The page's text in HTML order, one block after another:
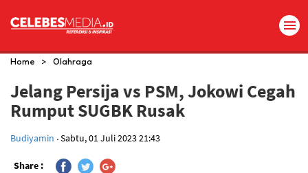
Home > Olahraga
Jelang Persija vs PSM, Jokowi Cegah
Rumput SUGBK Rusak
Budiyamin .Sabtu, 01 Juli 2023 21:43
Share :